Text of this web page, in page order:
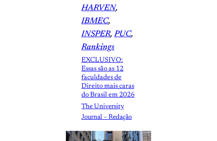
HARVEN
IBMEC
INSPER, PUC
Rankings
EXCLUSIVO:
Essas são as 12
faculdades de
Direito mais caras
do Brasil em 2026
The University
Journal – Redação